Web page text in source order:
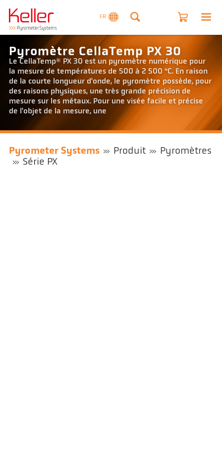
FR
Pyromètre CellaTemp PX 30
Le CellaTemp® PX 30 est un pyromètre numérique pour
la mesure de températures de 500 à 2 500 °C. En raison
de la courte longueur d'onde, le pyromètre possède, pour
des raisons physiques, une très grande précision de
mesure sur les métaux. Pour une visée facile et précise
de l'objet de la mesure, une
Pyrometer Systems Produit
Pyromètres
Série PX